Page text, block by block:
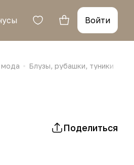
Войти
Блузы, рубашки, туники
Поделиться